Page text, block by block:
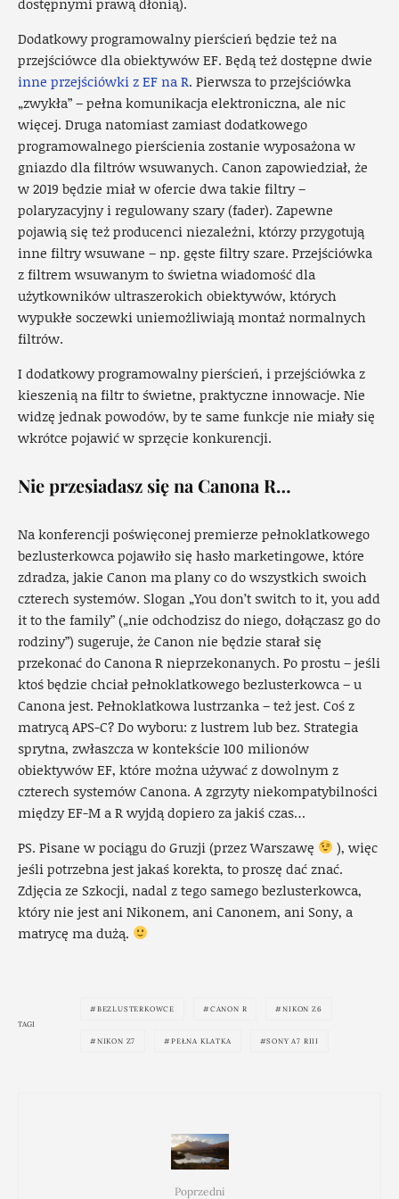
Dodatkowy programowalny pierścień będzie też na
przejściówce dla obiektywów EF. Będą też dostępne dwie
inne przejściówki z EF na R. Pierwsza to przejściówka
„zwykła” – pełna komunikacja elektroniczna, ale nic
więcej. Druga natomiast zamiast dodatkowego
programowalnego pierścienia zostanie wyposażona w
gniazdo dla filtrów wsuwanych. Canon zapowiedział, że
w 2019 będzie miał w ofercie dwa takie filtry –
polaryzacyjny i regulowany szary (fader). Zapewne
pojawią się też producenci niezależni, którzy przygotują
inne filtry wsuwane – np. gęste filtry szare. Przejściówka
z filtrem wsuwanym to świetna wiadomość dla
użytkowników ultraszerokich obiektywów, których
wypukłe soczewki uniemożliwiają montaż normalnych
filtrów.
I dodatkowy programowalny pierścień, i przejściówka z
kieszenią na filtr to świetne, praktyczne innowacje. Nie
widzę jednak powodów, by te same funkcje nie miały się
wkrótce pojawić w sprzęcie konkurencji.
Nie przesiadasz się na Canona R…
Na konferencji poświęconej premierze pełnoklatkowego
bezlusterkowca pojawiło się hasło marketingowe, które
zdradza, jakie Canon ma plany co do wszystkich swoich
czterech systemów. Slogan „You don’t switch to it, you add
it to the family” („nie odchodzisz do niego, dołączasz go do
rodziny”) sugeruje, że Canon nie będzie starał się
przekonać do Canona R nieprzekonanych. Po prostu – jeśli
ktoś będzie chciał pełnoklatkowego bezlusterkowca – u
Canona jest. Pełnoklatkowa lustrzanka – też jest. Coś z
matrycą APS-C? Do wyboru: z lustrem lub bez. Strategia
sprytna, zwłaszcza w kontekście 100 milionów
obiektywów EF, które można używać z dowolnym z
czterech systemów Canona. A zgrzyty niekompatybilności
między EF-M a R wyjdą dopiero za jakiś czas…
PS. Pisane w pociągu do Gruzji (przez Warszawę
), więc
jeśli potrzebna jest jakaś korekta, to proszę dać znać.
Zdjęcia ze Szkocji, nadal z tego samego bezlusterkowca,
który nie jest ani Nikonem, ani Canonem, ani Sony, a
matrycę ma dużą.
TAGI
BEZLUSTERKOWCE CANON R NIKON Z6
NIKON Z7 PEŁNA KLATKA SONY A7 RIII
Poprzedni